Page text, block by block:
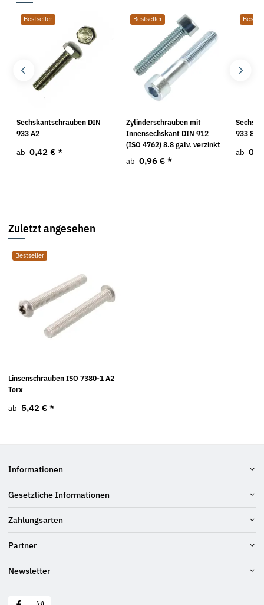
Bestseller
Sechskantschrauben DIN
933 A2
ab 0,42 € *
Bestseller
Zylinderschrauben mit
Innensechskant DIN 912
(ISO 4762) 8.8 galv. verzinkt
ab 0,96 € *
933 8.8
ab
Zuletzt angesehen
Bestseller
Linsenschrauben ISO 7380-1 A2
Torx
ab 5,42 € *
Informationen
Gesetzliche Informationen
Zahlungsarten
Partner
Newsletter